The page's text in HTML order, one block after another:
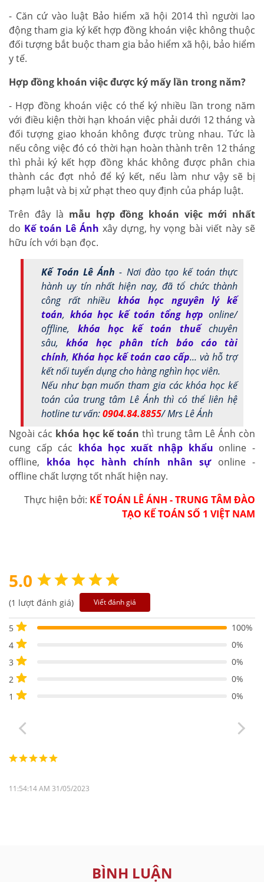
- Căn cứ vào luật Bảo hiểm xã hội 2014 thì người lao
động tham gia ký kết hợp đồng khoán việc không thuộc
đối tượng bắt buộc tham gia bảo hiểm xã hội, bảo hiểm
y tế.
Hợp đồng khoán việc được ký mấy lần trong năm?
- Hợp đồng khoán việc có thể ký nhiều lần trong năm
với điều kiện thời hạn khoán việc phải dưới 12 tháng và
đối tượng giao khoán không được trùng nhau. Tức là
nếu công việc đó có thời hạn hoàn thành trên 12 tháng
thì phải ký kết hợp đồng khác không được phân chia
thành các đợt nhỏ để ký kết, nếu làm như vậy sẽ bị
phạm luật và bị xử phạt theo quy định của pháp luật.
Trên đây là mẫu hợp đồng khoán việc mới nhất
do Kế toán Lê Ánh xây dựng, hy vọng bài viết này sẽ
hữu ích với bạn đọc.
Kế Toán Lê Ánh - Nơi đào tạo kế toán thực
hành uy tín nhất hiện nay, đã tổ chức thành
công rất nhiềukhóa học nguyên lý kế
toán, khóa học kế toán tổng hợp online/
offline, khóa học kế toán thuếchuyên
sâu, khóa học phân tích báo cáo tài
chính, Khóa học kế toán cao cấp... và hỗ trợ
kết nối tuyển dụng cho hàng nghìn học viên.
Nếu như bạn muốn tham gia các khóa học kế
toán của trung tâm Lê Ánh thì có thể liên hệ
hotline tư vấn:0904.84.8855/ Mrs Lê Ánh
Ngoài các khóa học kế toán thì trung tâm Lê Ánh còn
cung cấp các khóa học xuất nhập khẩu online -
offline, khóa học hành chính nhân sựonline -
offline chất lượng tốt nhất hiện nay.
Thực hiện bởi: KẾ TOÁN LÊ ÁNH - TRUNG TÂM ĐÀO
TẠO KẾ TOÁN SỐ 1 VIỆT NAM
5.0
(1 lượt đánh giá) Viết đánh giá
5
100%
4
0%
3
0%
2
0%
1
0%
11:54:14 AM 31/05/2023
BÌNH LUẬN